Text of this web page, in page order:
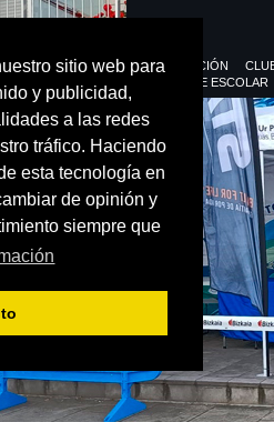
sitio web para
y publicidad,
a las redes
tráfico. Haciendo
esta tecnología en
de opinión y
siempre que
FEDERACIÓN
DEPORTE ESCOLAR